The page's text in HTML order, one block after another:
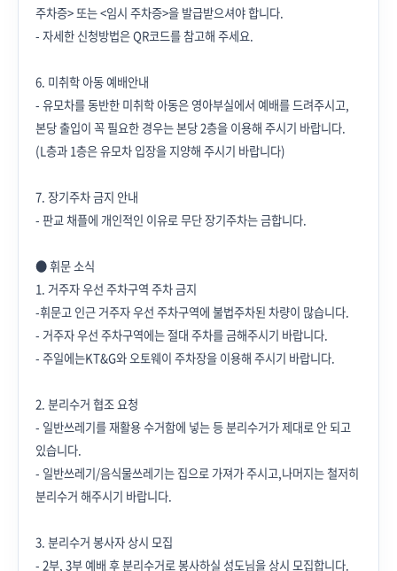
주차증> 또는 <임시 주차증>을 발급받으셔야 합니다.
- 자세한 신청방법은 QR코드를 참고해 주세요.
6. 미취학 아동 예배안내
- 유모차를 동반한 미취학 아동은 영아부실에서 예배를 드려주시고,
본당 출입이 꼭 필요한 경우는 본당 2층을 이용해 주시기 바랍니다.
(L층과 1층은 유모차 입장을 지양해 주시기 바랍니다)
7. 장기주차 금지 안내
- 판교 채플에 개인적인 이유로 무단 장기주차는 금합니다.
● 휘문 소식
1. 거주자 우선 주차구역 주차 금지
-휘문고 인근 거주자 우선 주차구역에 불법주차된 차량이 많습니다.
- 거주자 우선 주차구역에는 절대 주차를 금해주시기 바랍니다.
- 주일에는KT&G와 오토웨이 주차장을 이용해 주시기 바랍니다.
2. 분리수거 협조 요청
- 일반쓰레기를 재활용 수거함에 넣는 등 분리수거가 제대로 안 되고
있습니다.
- 일반쓰레기/음식물쓰레기는 집으로 가져가 주시고,나머지는 철저히
분리수거 해주시기 바랍니다.
3. 분리수거 봉사자 상시 모집
- 2부, 3부 예배 후 분리수거로 봉사하실 성도님을 상시 모집합니다.